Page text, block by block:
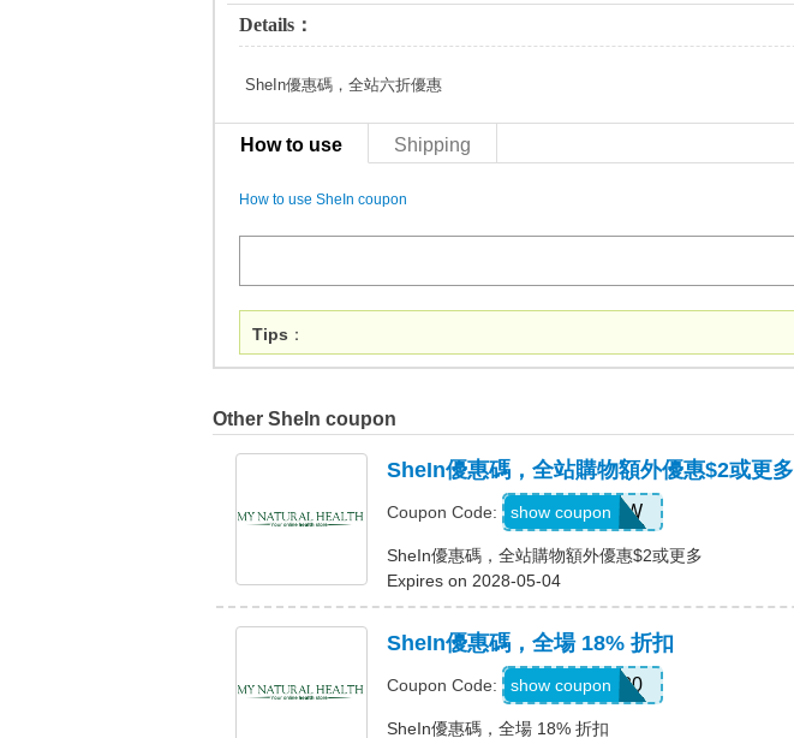
Details：
SheIn優惠碼，全站六折優惠
How to use Shipping
How to use SheIn coupon
Tips ：
Other SheIn coupon
SheIn優惠碼，全站購物額外優惠$2或更多
Coupon Code: US04184W
show coupon
SheIn優惠碼，全站購物額外優惠$2或更多
Expires on 2028-05-04
SheIn優惠碼，全場 18% 折扣
Coupon Code: JULY0B20
show coupon
SheIn優惠碼，全場 18% 折扣